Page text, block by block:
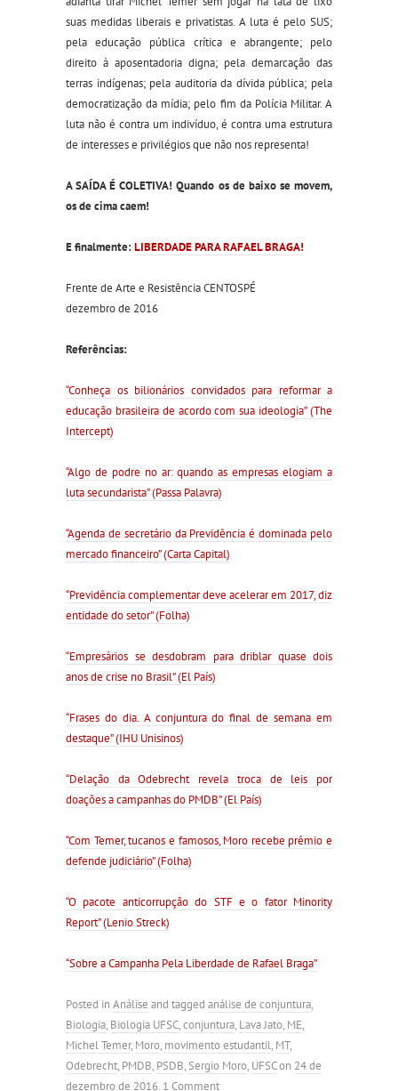
suas medidas liberais e privatistas. A luta é pelo SUS;
pela educação pública crítica e abrangente; pelo
direito à aposentadoria digna; pela demarcação das
terras indígenas; pela auditoria da dívida pública; pela
democratização da mídia; pelo fim da Polícia Militar. A
luta não é contra um indivíduo, é contra uma estrutura
de interesses e privilégios que não nos representa!
A SAÍDA É COLETIVA! Quando os de baixo se movem,
os de cima caem!
E finalmente:LIBERDADE PARA RAFAEL BRAGA!
Frente de Arte e Resistência CENTOSPÉ
dezembro de 2016
Referências:
“Conheça os bilionários convidados para reformar a
educação brasileira de acordo com sua ideologia” (The
Intercept)
“Algo de podre no ar: quando as empresas elogiam a
luta secundarista” (Passa Palavra)
“Agenda de secretário da Previdência é dominada pelo
mercado financeiro” (Carta Capital)
“Previdência complementar deve acelerar em 2017, diz
entidade do setor” (Folha)
“Empresários se desdobram para driblar quase dois
anos de crise no Brasil” (El País)
“Frases do dia. A conjuntura do final de semana em
destaque” (IHU Unisinos)
“Delação da Odebrecht revela troca de leis por
doações a campanhas do PMDB” (El País)
“Com Temer, tucanos e famosos, Moro recebe prêmio e
defende judiciário” (Folha)
“O pacote anticorrupção do STF e o fator Minority
Report” (Lenio Streck)
“Sobre a Campanha Pela Liberdade de Rafael Braga”
Posted inAnálise and tagged análise de conjuntura,
Biologia, Biologia UFSC,conjuntura, Lava Jato, ME,
Michel Temer, Moro, movimento estudantil, MT,
Odebrecht, PMDB, PSDB,Sergio Moro, UFSCon 24 de
dezembro de 2016. 1 Comment